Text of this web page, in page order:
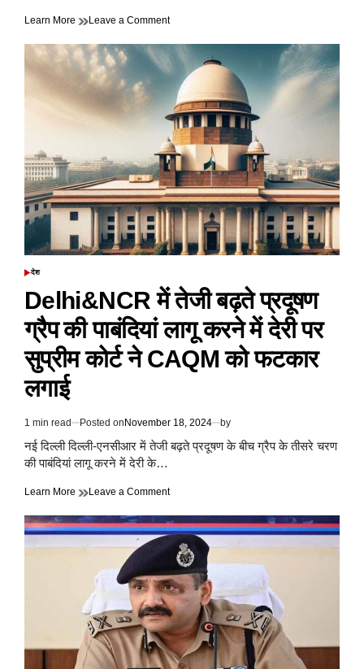
Learn More Leave a Commenton
कुमार
गौतम
राजनीति
में
सेवा
परमो
धर्म
है,
वो
ही
चुनाव
जीतते
हैं
POSTED
देश
Delhi&NCR में तेजी बढ़ते प्रदूषण
ग्रैप की पाबंदियां लागू करने में देरी पर
सुप्रीम कोर्ट ने CAQM को फटकार
लगाई
Estimated
read
time
1 min read Posted on November 18, 2024 by
नई दिल्ली दिल्ली-एनसीआर में तेजी बढ़ते प्रदूषण के बीच ग्रैप के तीसरे चरण
की पाबंदियां लागू करने में देरी के…
Learn More Leave a Commenton
में
तेजी
बढ़ते
प्रदूषण
ग्रैप
की
पाबंदियां
लागू
करने
में